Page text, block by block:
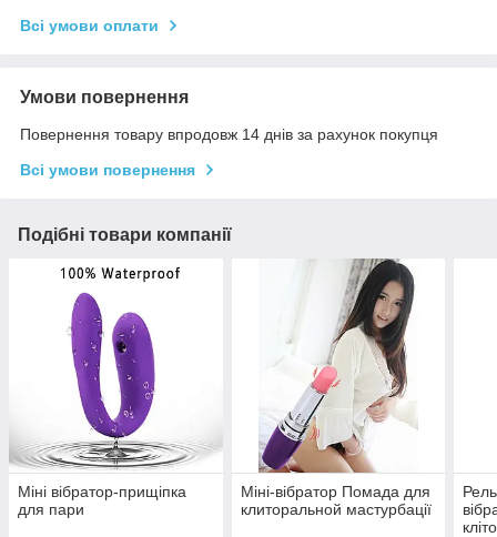
Всі умови оплати
Умови повернення
Повернення товару впродовж 14 днів за рахунок покупця
Всі умови повернення
Подібні товари компанії
Міні вібратор-прищіпка
для пари
Міні-вібратор Помада для
клиторальной мастурбації